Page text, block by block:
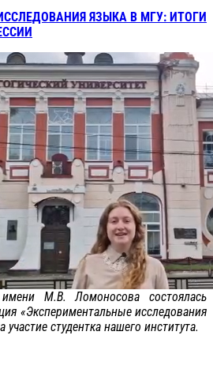
ЯЗЫКА В МГУ: ИТОГИ
М.В. Ломоносова состоялась
«Экспериментальные исследования
студентка нашего института.